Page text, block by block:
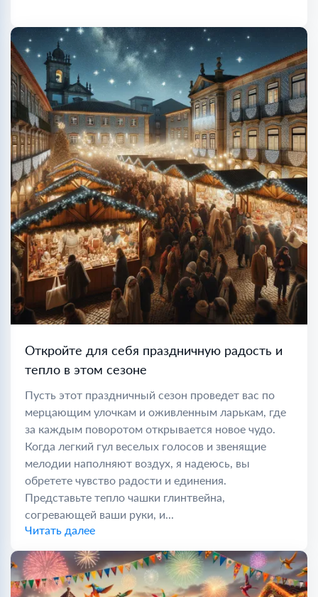
Откройте для себя праздничную радость и
тепло в этом сезоне
Пусть этот праздничный сезон проведет вас по
мерцающим улочкам и оживленным ларькам, где
за каждым поворотом открывается новое чудо.
Когда легкий гул веселых голосов и звенящие
мелодии наполняют воздух, я надеюсь, вы
обретете чувство радости и единения.
Представьте тепло чашки глинтвейна,
согревающей ваши руки, и...
Читать далее